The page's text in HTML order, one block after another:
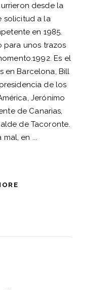
desde la
solicitud a la
en 1985.
para unos trazos
Es el
en Barcelona, Bill
de los
Jerónimo
de Canarias,
de Tacoronte.
mal, en